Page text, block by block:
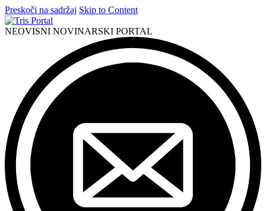
Preskoči na sadržaj Skip to Content
NEOVISNI NOVINARSKI PORTAL